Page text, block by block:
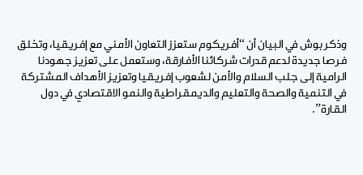
وذكر بوش في البيان أن “أفريكوم ستعزز التعاون الأمني مع إفريقيا، وتخلق
فرصا جديدة لدعم قدرات شركائنا الأفارقة، وستعمل على تعزيز جهودنا
الرامية إلى جلب السلام والأمن لشعوب إفريقيا وتعزيز الأهداف المشتركة
في التنمية والصحة والتعليم والديمقراطية والنمو الاقتصادي في دول
القارة”.